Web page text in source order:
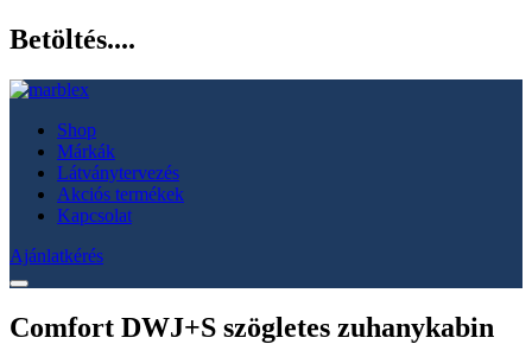
Betöltés....
Shop
Márkák
Látványtervezés
Akciós termékek
Kapcsolat
Ajánlatkérés
Comfort DWJ+S szögletes zuhanykabin